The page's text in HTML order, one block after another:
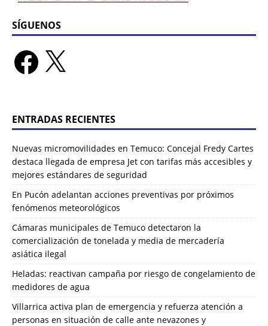
SÍGUENOS
ENTRADAS RECIENTES
Nuevas micromovilidades en Temuco: Concejal Fredy Cartes
destaca llegada de empresa Jet con tarifas más accesibles y
mejores estándares de seguridad
En Pucón adelantan acciones preventivas por próximos
fenómenos meteorológicos
Cámaras municipales de Temuco detectaron la
comercialización de tonelada y media de mercadería
asiática ilegal
Heladas: reactivan campaña por riesgo de congelamiento de
medidores de agua
Villarrica activa plan de emergencia y refuerza atención a
personas en situación de calle ante nevazones y